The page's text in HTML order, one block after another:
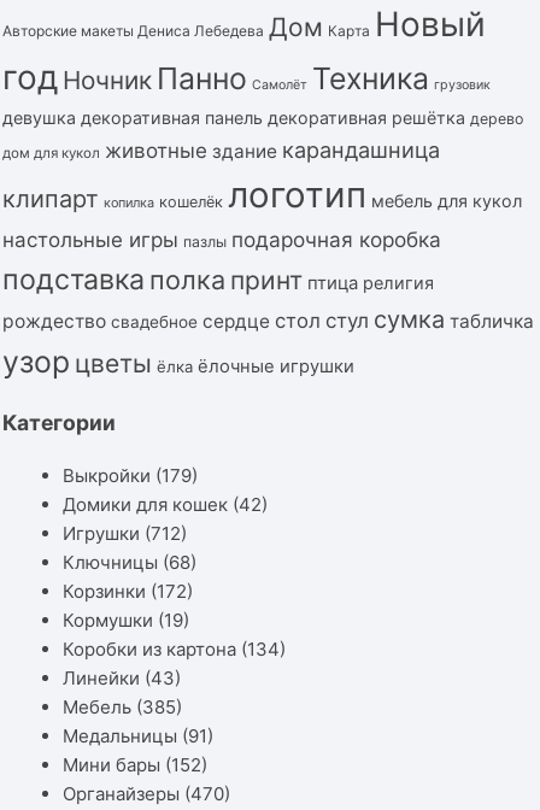
Авторские макеты Дениса Лебедева Дом Карта Новый
год Ночник Панно Самолёт Техника грузовик
девушка декоративная панель декоративная решётка дерево
дом для кукол животные здание карандашница
клипарт копилка кошелёк логотип мебель для кукол
настольные игры пазлы подарочная коробка
подставка полка принт птица религия
рождество свадебное сердце стол стул сумка табличка
узор цветы ёлка ёлочные игрушки
Категории
Выкройки (179)
Домики для кошек (42)
Игрушки (712)
Ключницы (68)
Корзинки (172)
Кормушки (19)
Коробки из картона (134)
Линейки (43)
Мебель (385)
Медальницы (91)
Мини бары (152)
Органайзеры (470)